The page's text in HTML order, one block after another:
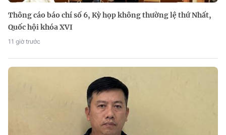
Thông cáo báo chí số 6, Kỳ họp không thường lệ thứ Nhất,
Quốc hội khóa XVI
11 giờ trước